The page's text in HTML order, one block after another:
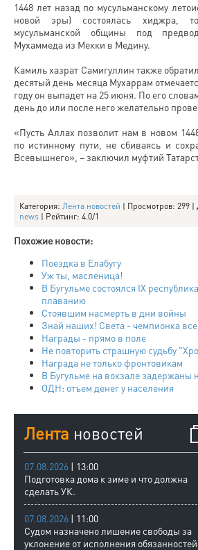
1448 лет назад по мусульманскому
новой эры) состоялась хиджра,
мусульманской общины под
Мухаммеда из Мекки в Медину.
Камиль хазрат Самигуллин также
десятый день месяца Мухаррам
году он выпадет на 25 июня. По его
день до или после него желательно
«Пусть Аллах позволит нам в новом
по истинному пути, не сбиваясь и
Всевышнего», – заключил муфтий
Категория: Лента новостей | Просмотров: 299 |
news | Рейтинг: 4.0/1
Похожие новости:
Поездка в Елабугу
Уж ты, масленица!
В Бугульме состоялся IX
плаванию
Стоявшим насмерть в дни войны
Знай наших! Света - чемпионка
Награды - прямо в поле
Не повторить страшную судьбу
Награда не только фронтовикам
В Бугульме на вокзале задержаны
ОДН: отъем денег у населения
Лента новостей
07.08.2026 | 13:00
Подготовка дома к зиме и что должна
сделать УК.
07.08.2026 | 11:00
Судом назначено лишение свободы за
уклонение от исполнения